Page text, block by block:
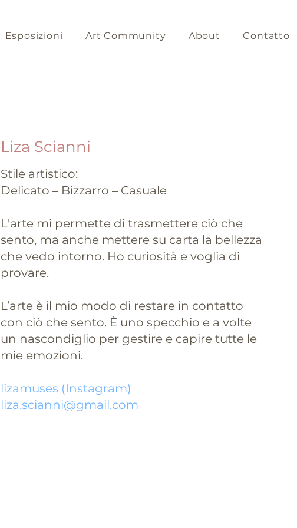
Esposizioni Art Community About Contatto
Liza Scianni
Stile artistico:
Delicato – Bizzarro – Casuale
L'arte mi permette di trasmettere ciò che
sento, ma anche mettere su carta la bellezza
che vedo intorno. Ho curiosità e voglia di
provare.
L’arte è il mio modo di restare in contatto
con ciò che sento. È uno specchio e a volte
un nascondiglio per gestire e capire tutte le
mie emozioni.
lizamuses (Instagram)
liza.scianni@gmail.com